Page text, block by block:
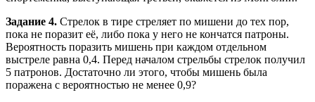
Задание 4. Стрелок в тире стреляет по мишени до тех пор,
пока не поразит её, либо пока у него не кончатся патроны.
Вероятность поразить мишень при каждом отдельном
выстреле равна 0,4. Перед началом стрельбы стрелок получил
5 патронов. Достаточно ли этого, чтобы мишень была
поражена с вероятностью не менее 0,9?